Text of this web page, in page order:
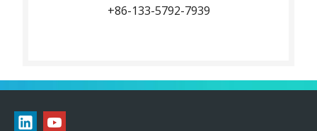
+86-133-5792-7939